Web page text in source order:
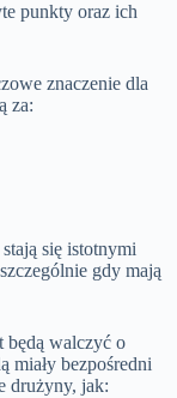
punkty oraz ich
znaczenie dla
za:
się istotnymi
gdy mają
będą walczyć o
miały bezpośredni
drużyny, jak: